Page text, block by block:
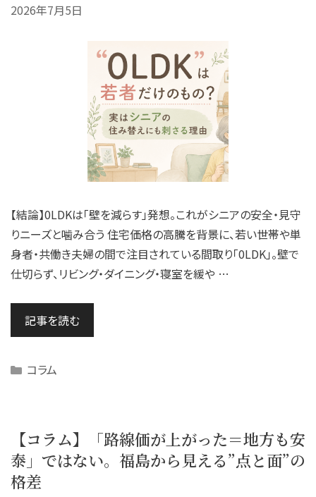
2026年7月5日
【結論】0LDKは「壁を減らす」発想。これがシニアの安全・見守
りニーズと噛み合う 住宅価格の高騰を背景に、若い世帯や単
身者・共働き夫婦の間で注目されている間取り「0LDK」。壁で
仕切らず、リビング・ダイニング・寝室を緩や …
記事を読む
Categories
コラム
【コラム】「路線価が上がった＝地方も安
泰」ではない。福島から見える”点と面”の
格差